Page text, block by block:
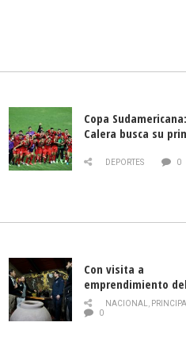
Copa
Calera busca su
DEPORTES 0
Con visita a
emprendimiento
y llamado al
historia campesina
NACIONAL,
0